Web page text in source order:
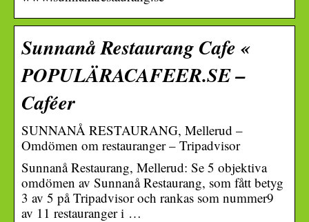
Sunnanå Restaurang Cafe «
POPULÄRACAFEER.SE –
Caféer
SUNNANÅ RESTAURANG, Mellerud –
Omdömen om restauranger – Tripadvisor
Sunnanå Restaurang, Mellerud: Se 5 objektiva
omdömen av Sunnanå Restaurang, som fått betyg
3 av 5 på Tripadvisor och rankas som nummer9
av 11 restauranger i …